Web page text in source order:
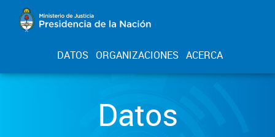
DATOS ORGANIZACIONES ACERCA
Datos